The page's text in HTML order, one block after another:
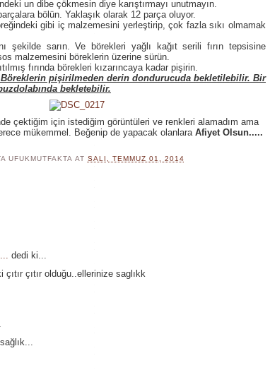
un dibe çökmesin diye karıştırmayı unutmayın.
bölün. Yaklaşık olarak 12 parça oluyor.
gibi iç malzemesini yerleştirip, çok fazla sıkı olmamak
şekilde sarın. Ve börekleri yağlı kağıt serili fırın tepsisine
malzemesini böreklerin üzerine sürün.
fırında börekleri kızarıncaya kadar pişirin.
Böreklerin pişirilmeden derin dondurucuda bekletilebilir. Bir
bekletebilir.
çektiğim için istediğim görüntüleri ve renkleri alamadım ama
mükemmel. Beğenip de yapacak olanlaraAfiyet Olsun.....
UFUKMUTFAKTA AT SALI, TEMMUZ 01, 2014
dedi ki...
çıtır çıtır olduğu..ellerinize saglıkk